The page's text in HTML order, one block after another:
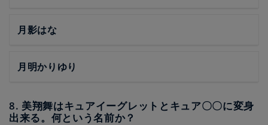
月影はな
月明かりゆり
8. 美翔舞はキュアイーグレットとキュア〇〇に変身
出来る。何という名前か？